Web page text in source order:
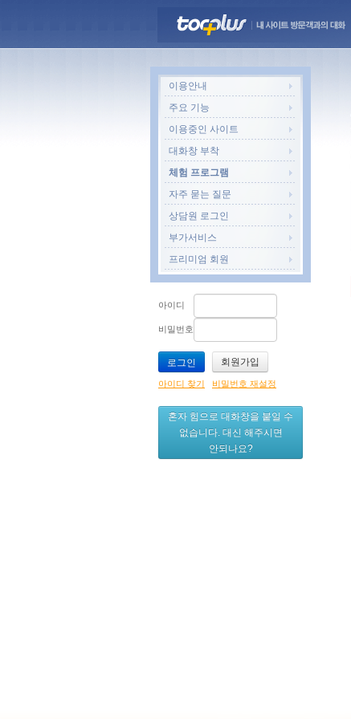
이용안내
주요 기능
이용중인 사이트
대화창 부착
체험 프로그램
자주 묻는 질문
상담원 로그인
부가서비스
프리미엄 회원
아이디
비밀번호
회원가입
아이디 찾기 비밀번호 재설정
혼자 힘으로 대화창을 붙일 수
없습니다. 대신 해주시면
안되나요?